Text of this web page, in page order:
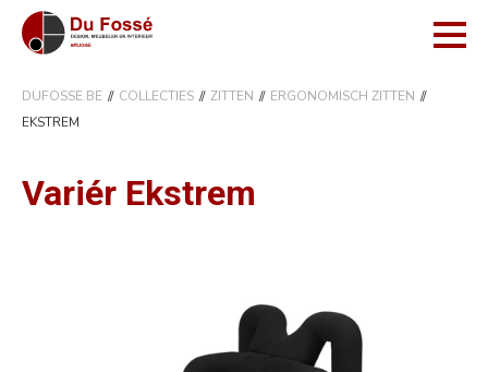
DUFOSSE.BE COLLECTIES ZITTEN
ERGONOMISCH ZITTEN
EKSTREM
Variér Ekstrem